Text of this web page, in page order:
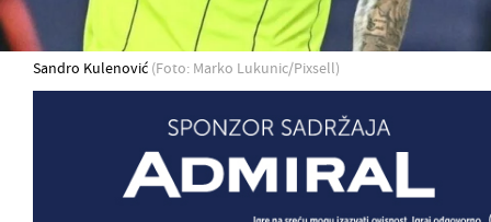
Sandro Kulenović (Foto: Marko Lukunic/Pixsell)